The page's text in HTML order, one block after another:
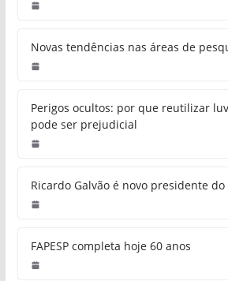
Novas tendências nas áreas de
Perigos ocultos: por que reutilizar
pode ser prejudicial
Ricardo Galvão é novo presidente do
FAPESP completa hoje 60 anos